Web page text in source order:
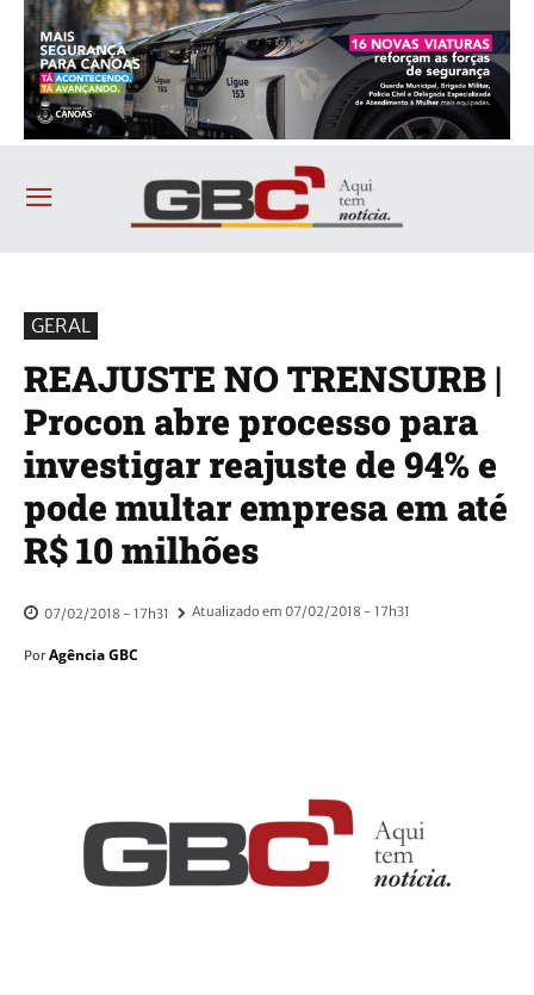
GERAL
REAJUSTE NO TRENSURB |
Procon abre processo para
investigar reajuste de 94% e
pode multar empresa em até
R$ 10 milhões
07/02/2018 - 17h31 Atualizado em 07/02/2018 - 17h31
Por Agência GBC